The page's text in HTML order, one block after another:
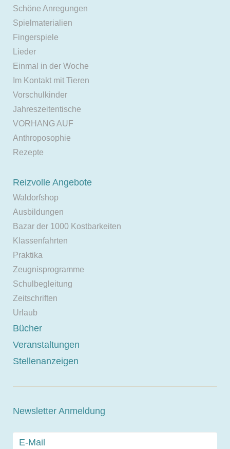
Schöne Anregungen
Spielmaterialien
Fingerspiele
Lieder
Einmal in der Woche
Im Kontakt mit Tieren
Vorschulkinder
Jahreszeitentische
VORHANG AUF
Anthroposophie
Rezepte
Reizvolle Angebote
Waldorfshop
Ausbildungen
Bazar der 1000 Kostbarkeiten
Klassenfahrten
Praktika
Zeugnisprogramme
Schulbegleitung
Zeitschriften
Urlaub
Bücher
Veranstaltungen
Stellenanzeigen
Newsletter Anmeldung